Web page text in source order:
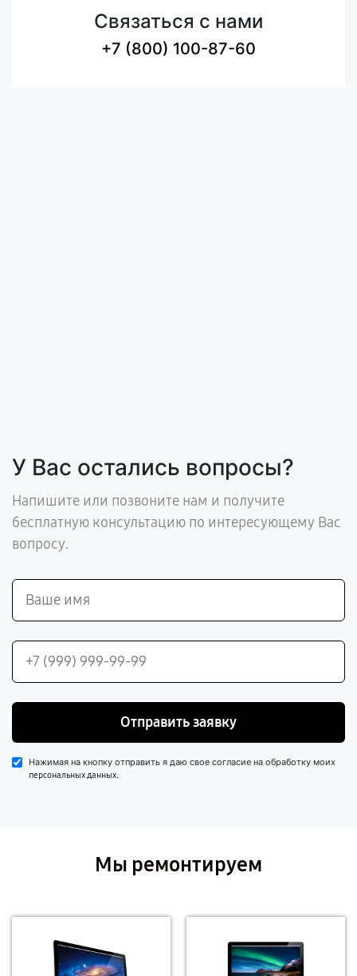
Связаться с нами
+7 (800) 100-87-60
У Вас остались вопросы?
Напишите или позвоните нам и получите
бесплатную консультацию по интересующему Вас
вопросу.
Отправить заявку
Нажимая на кнопку отправить я даю свое согласие на обработку моих
персональных данных.
Мы ремонтируем